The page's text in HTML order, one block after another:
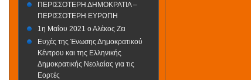
ΠΕΡΙΣΣΟΤΕΡΗ ΔΗΜΟΚΡΑΤΙΑ –
ΠΕΡΙΣΣΟΤΕΡΗ ΕΥΡΩΠΗ
1η Μαΐου 2021 ο Αλέκος Ζει
Ευχές της Ένωσης Δημοκρατικού
Κέντρου και της Ελληνικής
Δημοκρατικής Νεολαίας για τις
Εορτές